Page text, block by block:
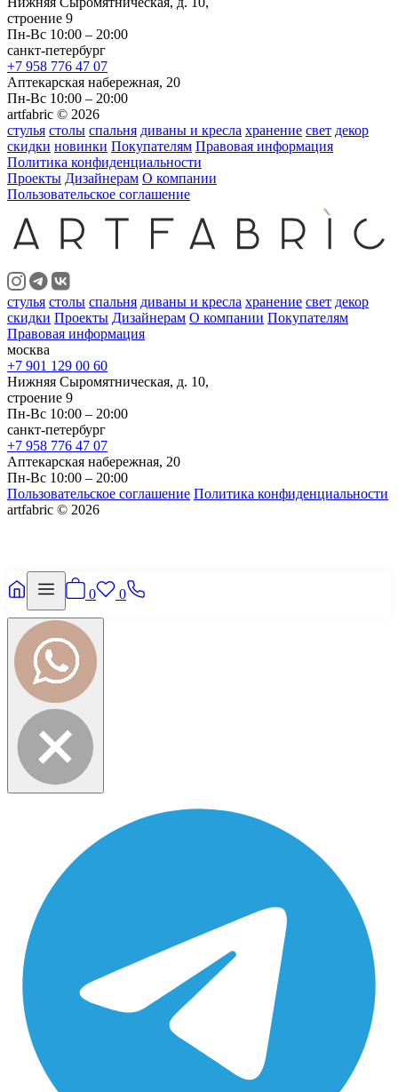
строение 9
Пн-Вс 10:00 – 20:00
санкт-петербург
+7 958 776 47 07
Аптекарская набережная, 20
Пн-Вс 10:00 – 20:00
artfabric © 2026
стулья столы спальня диваны и кресла хранение свет декор
скидки новинки Покупателям Правовая информация
Политика конфиденциальности
Проекты Дизайнерам О компании
Пользовательское соглашение
стулья столы спальня диваны и кресла хранение свет декор
скидки Проекты Дизайнерам О компании Покупателям
Правовая информация
москва
+7 901 129 00 60
Нижняя Сыромятническая, д. 10,
строение 9
Пн-Вс 10:00 – 20:00
санкт-петербург
+7 958 776 47 07
Аптекарская набережная, 20
Пн-Вс 10:00 – 20:00
Пользовательское соглашение Политика конфиденциальности
artfabric © 2026
0 0